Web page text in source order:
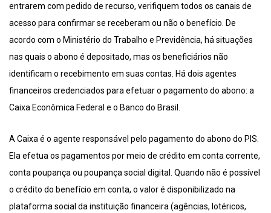
entrarem com pedido de recurso, verifiquem todos os canais de
acesso para confirmar se receberam ou não o benefício. De
acordo com o Ministério do Trabalho e Previdência, há situações
nas quais o abono é depositado, mas os beneficiários não
identificam o recebimento em suas contas. Há dois agentes
financeiros credenciados para efetuar o pagamento do abono: a
Caixa Econômica Federal e o Banco do Brasil.
A Caixa é o agente responsável pelo pagamento do abono do PIS.
Ela efetua os pagamentos por meio de crédito em conta corrente,
conta poupança ou poupança social digital. Quando não é possível
o crédito do benefício em conta, o valor é disponibilizado na
plataforma social da instituição financeira (agências, lotéricos,